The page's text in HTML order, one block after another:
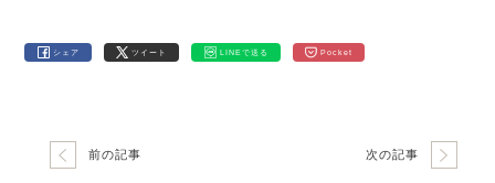
シェア ツイート LINEで送る Pocket
前の記事 次の記事